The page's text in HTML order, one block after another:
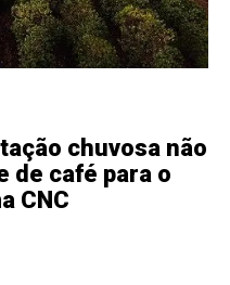
chuvosa não
de café para o
CNC